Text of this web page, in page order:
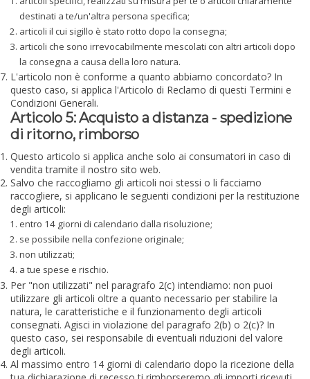
destinati a te/un'altra persona specifica;
articoli il cui sigillo è stato rotto dopo la consegna;
articoli che sono irrevocabilmente mescolati con altri articoli dopo
la consegna a causa della loro natura.
L'articolo non è conforme a quanto abbiamo concordato? In
questo caso, si applica l'Articolo di Reclamo di questi Termini e
Condizioni Generali.
Articolo 5: Acquisto a distanza - spedizione
di ritorno, rimborso
Questo articolo si applica anche solo ai consumatori in caso di
vendita tramite il nostro sito web.
Salvo che raccogliamo gli articoli noi stessi o li facciamo
raccogliere, si applicano le seguenti condizioni per la restituzione
degli articoli:
entro 14 giorni di calendario dalla risoluzione;
se possibile nella confezione originale;
non utilizzati;
a tue spese e rischio.
Per "non utilizzati" nel paragrafo 2(c) intendiamo: non puoi
utilizzare gli articoli oltre a quanto necessario per stabilire la
natura, le caratteristiche e il funzionamento degli articoli
consegnati. Agisci in violazione del paragrafo 2(b) o 2(c)? In
questo caso, sei responsabile di eventuali riduzioni del valore
degli articoli.
Al massimo entro 14 giorni di calendario dopo la ricezione della